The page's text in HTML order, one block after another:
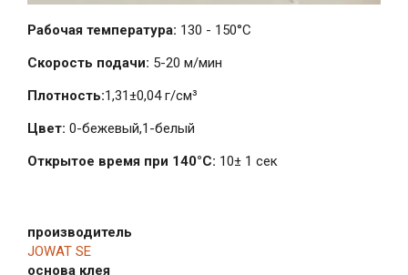
Рабочая температура: 130 - 150°C
Скорость подачи: 5-20 м/мин
Плотность:1,31±0,04 г/см³
Цвет: 0-бежевый,1-белый
Открытое время при 140°C: 10± 1 сек
производитель
JOWAT SE
основа клея